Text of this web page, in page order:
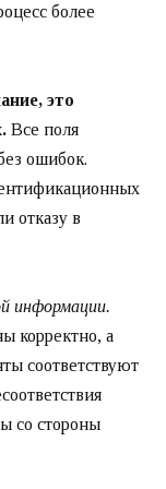
более
это
Все поля
ошибок.
отказу в
информации.
корректно, а
соответствуют
со стороны